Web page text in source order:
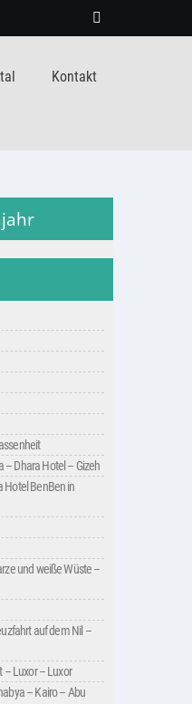
Kontakt
– Dhara Hotel – Gizeh
Hotel BenBen in
und weiße Wüste –
auf dem Nil –
– Luxor – Luxor
– Kairo – Abu